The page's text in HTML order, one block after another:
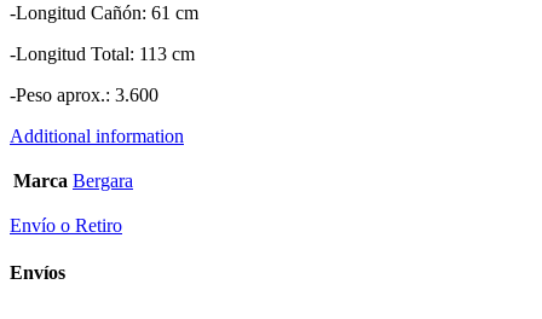
-Longitud Cañón: 61 cm
-Longitud Total: 113 cm
-Peso aprox.: 3.600
Additional information
Marca Bergara
Envío o Retiro
Envíos